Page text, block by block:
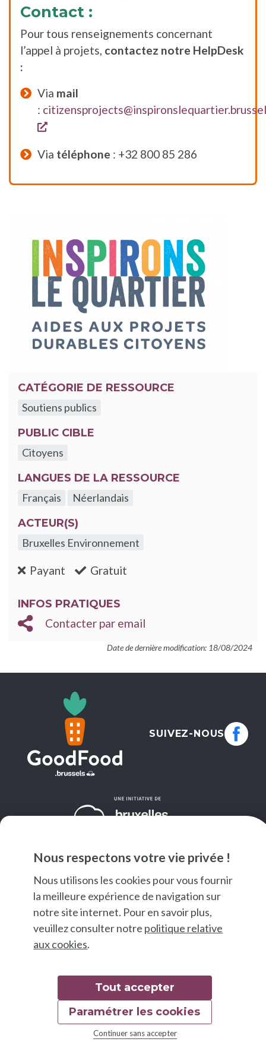
Nous respectons votre vie privée !
Nous utilisons les cookies pour vous fournir
la meilleure expérience de navigation sur
notre site internet. Pour en savoir plus,
veuillez consulter notre politique relative
aux cookies.
Tout accepter
Continuer sans accepter
Paramétrer les cookies
Contact :
Pour tous renseignements concernant
l’appel à projets, contactez notre HelpDesk
:
Via mail
:
s'ouvre dans une nouvelle fenêtre
Via téléphone : +32 800 85 286
CATÉGORIE DE RESSOURCE
Soutiens publics
PUBLIC CIBLE
Citoyens
LANGUES DE LA RESSOURCE
Français
Néerlandais
ACTEUR(S)
Bruxelles Environnement
Payant :non Gratuit
INFOS PRATIQUES
Contacter par email
Date de dernière modification: 18/08/2024
SUIVEZ-NOUS
© 2026 Good Food
Mentions légales